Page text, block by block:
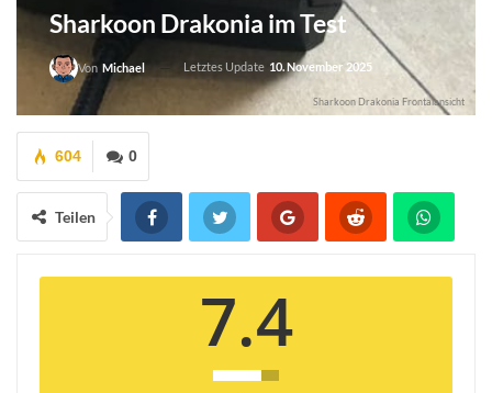
Sharkoon Drakonia im Test
Von Michael Letztes Update 10. November 2025
Sharkoon Drakonia Frontalansicht
0
604
Teilen
7.4